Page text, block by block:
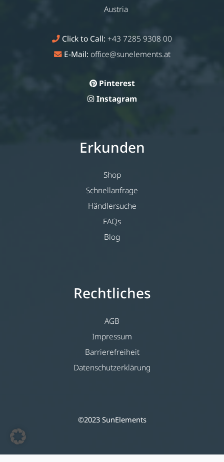
Austria
Click to Call: +43 7285 9308 00
E-Mail: office@sunelements.at
Pinterest
Instagram
Erkunden
Shop
Schnellanfrage
Händlersuche
FAQs
Blog
Rechtliches
AGB
Impressum
Barrierefreiheit
Datenschutzerklärung
©2023 SunElements